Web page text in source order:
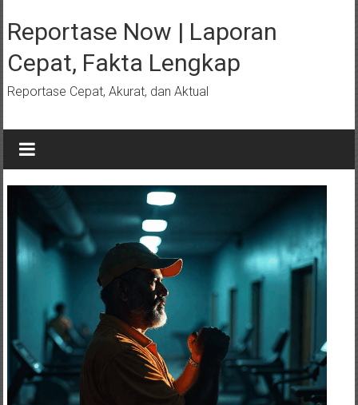
ke
konten
Reportase Now | Laporan
Cepat, Fakta Lengkap
Reportase Cepat, Akurat, dan Aktual